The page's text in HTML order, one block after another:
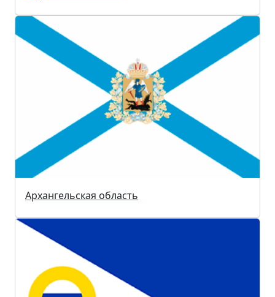
Архангельская область